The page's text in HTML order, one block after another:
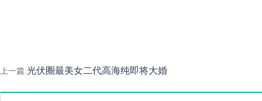
上一篇:光伏圈最美女二代高海纯即将大婚